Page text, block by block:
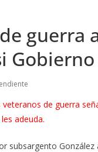
guerra
veteranos de guerra
adeuda.
subsargento